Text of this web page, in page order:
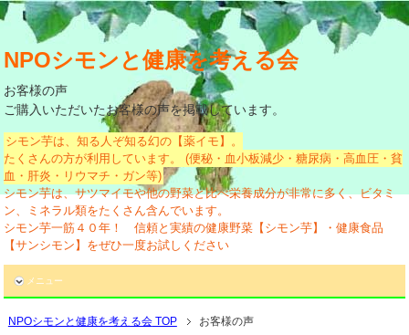
NPOシモンと健康を考える会
お客様の声
ご購入いただいたお客様の声を掲載しています。
シモン芋は、知る人ぞ知る幻の【薬イモ】。
たくさんの方が利用しています。 (便秘・血小板減少・糖尿病・高血圧・貧
血・肝炎・リウマチ・ガン等)
シモン芋は、サツマイモや他の野菜と比べ栄養成分が非常に多く、ビタミ
ン、ミネラル類をたくさん含んでいます。
シモン芋一筋４０年！ 信頼と実績の健康野菜【シモン芋】・健康食品
【サンシモン】をぜひ一度お試しください
メニュー
NPOシモンと健康を考える会TOP お客様の声